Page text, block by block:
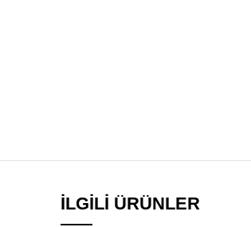
İLGILI ÜRÜNLER